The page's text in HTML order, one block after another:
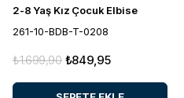
2-8 Yaş Kız Çocuk Elbise
261-10-BDB-T-0208
₺849,95
₺1.699,90